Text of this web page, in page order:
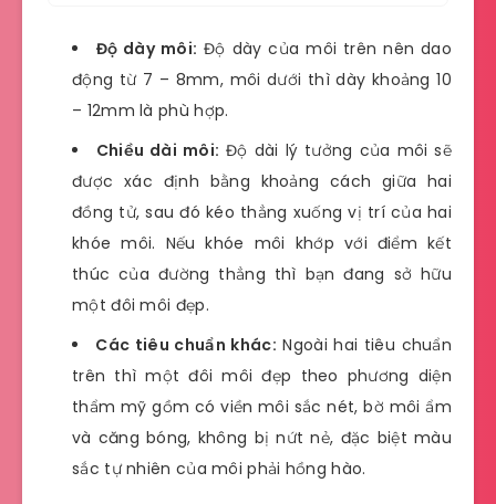
Độ dày môi: Độ dày của môi trên nên dao
động từ 7 – 8mm, môi dưới thì dày khoảng 10
– 12mm là phù hợp.
Chiều dài môi: Độ dài lý tưởng của môi sẽ
được xác định bằng khoảng cách giữa hai
đồng tử, sau đó kéo thẳng xuống vị trí của hai
khóe môi. Nếu khóe môi khớp với điểm kết
thúc của đường thẳng thì bạn đang sở hữu
một đôi môi đẹp.
Các tiêu chuẩn khác: Ngoài hai tiêu chuẩn
trên thì một đôi môi đẹp theo phương diện
thẩm mỹ gồm có viền môi sắc nét, bờ môi ẩm
và căng bóng, không bị nứt nẻ, đặc biệt màu
sắc tự nhiên của môi phải hồng hào.